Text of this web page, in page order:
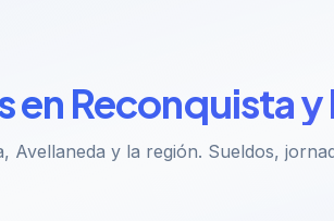
en Reconquista y
Avellaneda y la región. Sueldos,